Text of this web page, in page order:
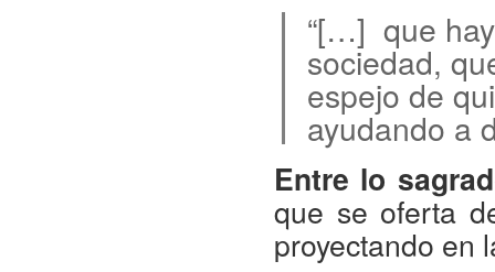
“[…] que
sociedad,
espejo de
ayudando a
Entre lo
que se oferta
proyectando en